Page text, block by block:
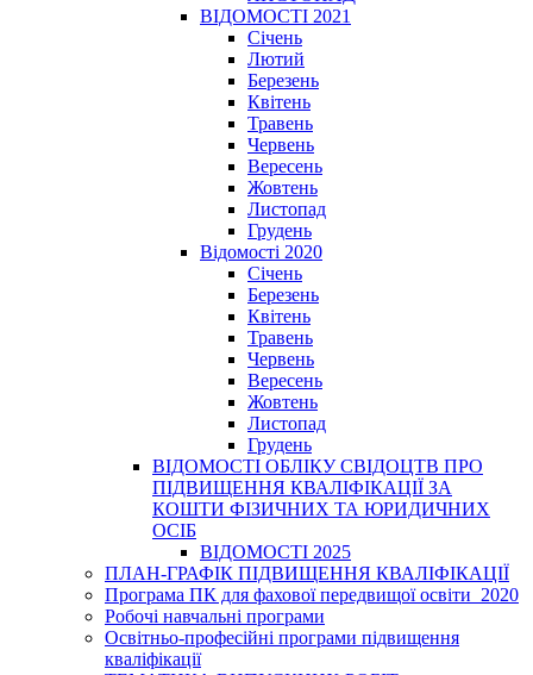
ВІДОМОСТІ 2021
Січень
Лютий
Березень
Квітень
Травень
Червень
Вересень
Жовтень
Листопад
Грудень
Відомості 2020
Січень
Березень
Квітень
Травень
Червень
Вересень
Жовтень
Листопад
Грудень
ВІДОМОСТІ ОБЛІКУ СВІДОЦТВ ПРО
ПІДВИЩЕННЯ КВАЛІФІКАЦІЇ ЗА
КОШТИ ФІЗИЧНИХ ТА ЮРИДИЧНИХ
ОСІБ
ВІДОМОСТІ 2025
ПЛАН-ГРАФІК ПІДВИЩЕННЯ КВАЛІФІКАЦІЇ
Програма ПК для фахової передвищої освіти_2020
Робочі навчальні програми
Освітньо-професійні програми підвищення
кваліфікації